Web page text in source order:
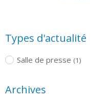
Types d'actualité
Salle de presse (1)
Archives